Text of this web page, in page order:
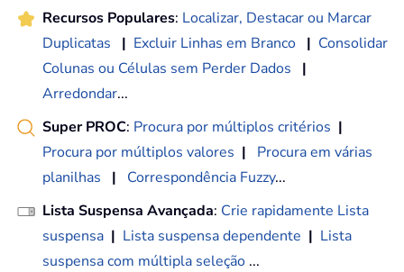
Recursos Populares: Localizar, Destacar ou Marcar
Duplicatas
| Excluir Linhas em Branco | Consolidar
Colunas ou Células sem Perder Dados
|
Arredondar...
Super PROC: Procura por múltiplos critérios |
Procura por múltiplos valores |
Procura em várias
planilhas
| Correspondência Fuzzy...
Lista Suspensa Avançada: Crie rapidamente Lista
suspensa | Lista suspensa dependente | Lista
suspensa com múltipla seleção ...